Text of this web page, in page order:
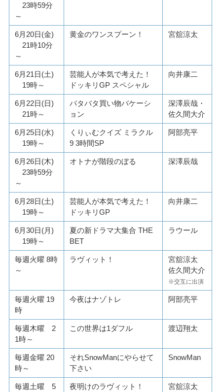
23時59分
～
6月20日(金)
21時10分
～
黄金のワンスプーン！ 宮舘涼太
6月21日(土)
19時～
芸能人が本気で考えた！
ドッキリGP スペシャル
向井康二
6月22日(日)
21時～
バタバタ買い物バケーシ
ョン
深澤辰哉・
佐久間大介
6月25日(水)
19時～
くりぃむクイズ ミラクル
9 3時間SP
阿部亮平
6月26日(木)
23時59分
～
オトナが階段のぼる 深澤辰哉
6月28日(土)
19時～
芸能人が本気で考えた！
ドッキリGP
向井康二
6月30日(月)
19時～
夏の新ドラマ大集合 THE
BET
ラウール
毎週火曜 8時
～
ラヴィット！
宮舘涼太
佐久間大介
※交互に出演
毎週火曜 19
時
今夜はナゾトレ 阿部亮平
毎週木曜 2
1時～
この世界は1ダフル 渡辺翔太
毎週金曜 20
時～
それSnowManにやらせて
下さい
SnowMan
毎週土曜 5
夜明けのラヴィット！
宮舘涼太